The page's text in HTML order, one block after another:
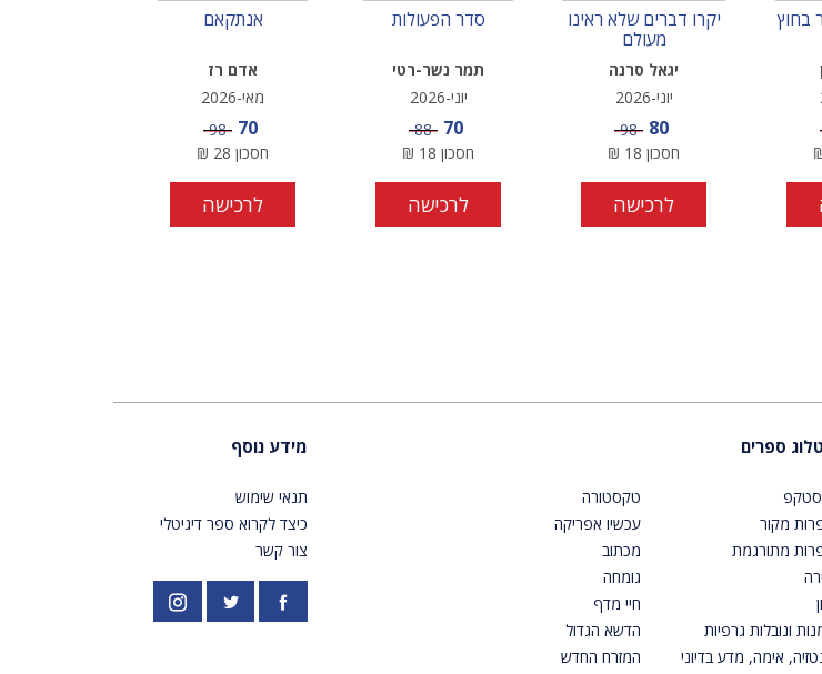
בחוץ
יקרו דברים שלא ראינו
מעולם
יגאל סרנה
יוני-2026
מחיר מבצע
80 מחיר
98
חסכון 18
₪
לרכישה
סדר הפעולות
תמר נשר-רטי
יוני-2026
מחיר מבצע
70 מחיר
88
חסכון 18
₪
לרכישה
אנתקאם
אדם רז
מאי-2026
מחיר מבצע
70 מחיר
98
חסכון 28
₪
לרכישה
ספרים
מקור
מתורגמת
ונובלות גרפיות
אימה, מדע בדיוני
טקסטורה
עכשיו אפריקה
מכתוב
גומחה
חיי מדף
הדשא הגדול
המזרח החדש
מידע נוסף
תנאי שימוש
כיצד לקרוא ספר דיגיטלי
צור קשר
פייסבוק PardesPublish
אינסטגרם